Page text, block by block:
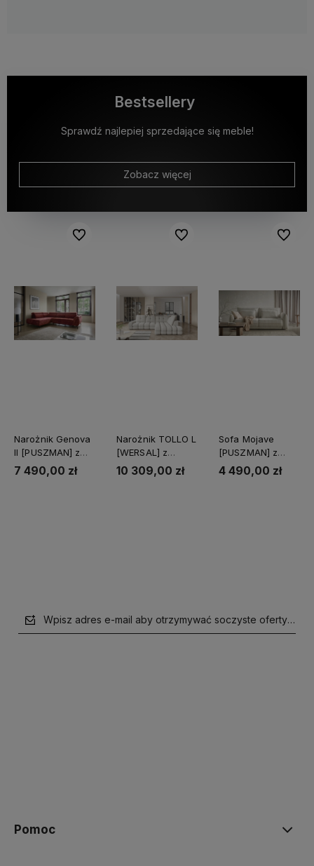
Bestsellery
Sprawdź najlepiej sprzedające się meble!
Zobacz więcej
Narożnik Genova
II [PUSZMAN] z
funkcją spania
7 490,00 zł
Do ulubionych
Narożnik TOLLO L
[WERSAL] z
funkcją relaks i
elektrycznym
10 309,00 zł
Do ulubionych
Sofa Mojave
[PUSZMAN] z
funkcją spania i
pojemnikiem
4 490,00 zł
Do
Wpisz adres e-mail aby otrzymywać soczyste oferty i
Pomoc